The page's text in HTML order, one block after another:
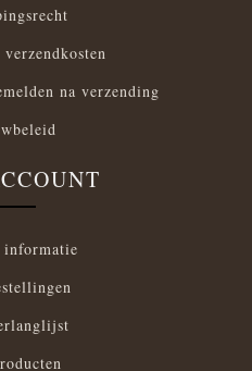
na verzending